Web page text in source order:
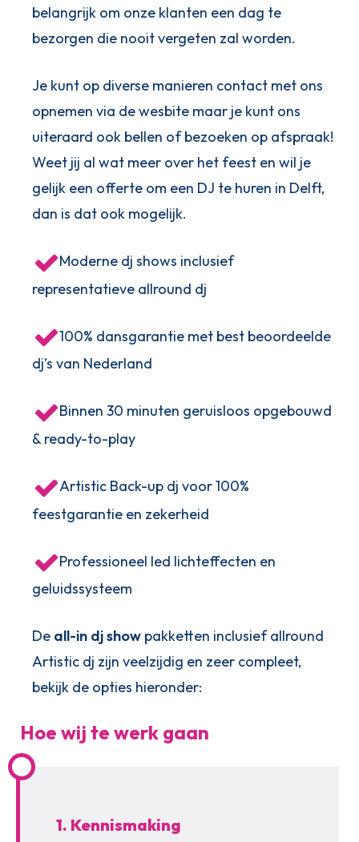
belangrijk om onze klanten een dag te
bezorgen die nooit vergeten zal worden.
Je kunt op diverse manieren contact met ons
opnemen via de wesbite maar je kunt ons
uiteraard ook bellen of bezoeken op afspraak!
Weet jij al wat meer over het feest en wil je
gelijk een offerte om een DJ te huren in Delft,
dan is dat ook mogelijk.
Moderne dj shows inclusief
representatieve allround dj
100% dansgarantie met best beoordeelde
dj’s van Nederland
Binnen 30 minuten geruisloos opgebouwd
& ready-to-play
Artistic Back-up dj voor 100%
feestgarantie en zekerheid
Professioneel led lichteffecten en
geluidssysteem
De all-in dj show pakketten inclusief allround
Artistic dj zijn veelzijdig en zeer compleet,
bekijk de opties hieronder:
Hoe wij te werk gaan
1. Kennismaking